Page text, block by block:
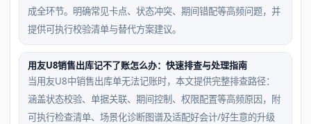
成全环节。明确常见卡点、状态冲突、期间错配等高频问题，并
提供可执行校验清单与替代方案建议。
用友U8销售出库记不了账怎么办：快速排查与处理指南
当用友U8中销售出库单无法记账时，本文提供完整排查路径：
涵盖状态校验、单据关联、期间控制、权限配置等高频原因，附
可执行检查清单、场景化诊断图谱及适配好会计/好生意的升级